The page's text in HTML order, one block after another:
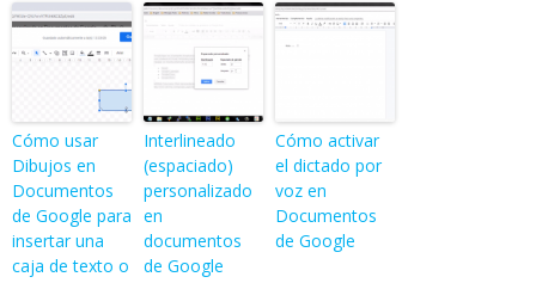
Cómo usar
Dibujos en
Documentos
de Google para
insertar una
caja de texto o
Interlineado
(espaciado)
personalizado
en
documentos
de Google
Cómo activar
el dictado por
voz en
Documentos
de Google